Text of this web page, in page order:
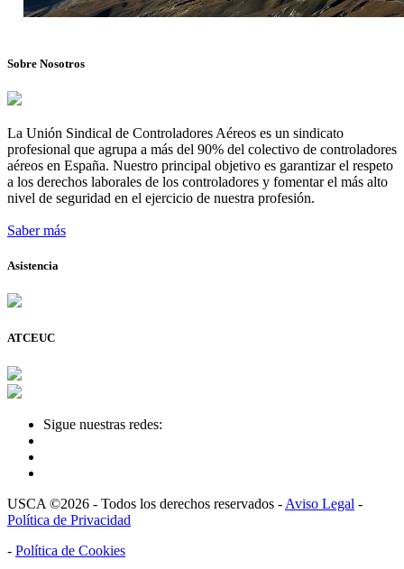
Sobre Nosotros
La Unión Sindical de Controladores Aéreos es un sindicato
profesional que agrupa a más del 90% del colectivo de controladores
aéreos en España. Nuestro principal objetivo es garantizar el respeto
a los derechos laborales de los controladores y fomentar el más alto
nivel de seguridad en el ejercicio de nuestra profesión.
Saber más
Asistencia
ATCEUC
Sigue nuestras redes:
USCA ©2026 - Todos los derechos reservados - Aviso Legal -
Política de Privacidad
- Política de Cookies